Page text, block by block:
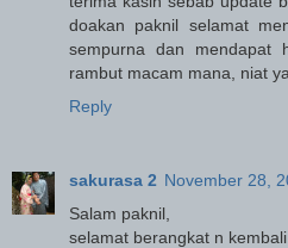
doakan paknil selamat
sempurna dan mendapat
rambut macam mana, niat
Reply
sakurasa 2 November 28,
Salam paknil,
selamat berangkat n